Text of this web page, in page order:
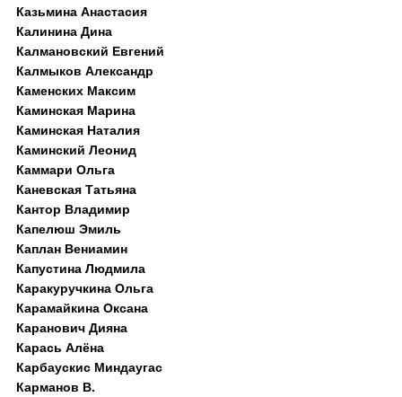
Казьмина Анастасия
Калинина Дина
Калмановский Евгений
Калмыков Александр
Каменских Максим
Каминская Марина
Каминская Наталия
Каминский Леонид
Каммари Ольга
Каневская Татьяна
Кантор Владимир
Капелюш Эмиль
Каплан Вениамин
Капустина Людмила
Каракуручкина Ольга
Карамайкина Оксана
Каранович Дияна
Карась Алёна
Карбаускис Миндаугас
Карманов В.